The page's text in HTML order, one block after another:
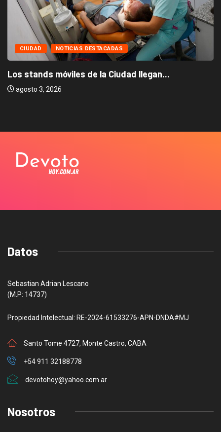
CIUDAD NOTICIAS DESTACADAS
Los stands móviles de la Ciudad llegan...
agosto 3, 2026
Datos
Sebastian Adrian Lescano
(M.P: 14737)
Propiedad Intelectual: RE-2024-61533276-APN-DNDA#MJ
Santo Tome 4727, Monte Castro, CABA
+54 911 32188778
devotohoy@yahoo.com.ar
Nosotros